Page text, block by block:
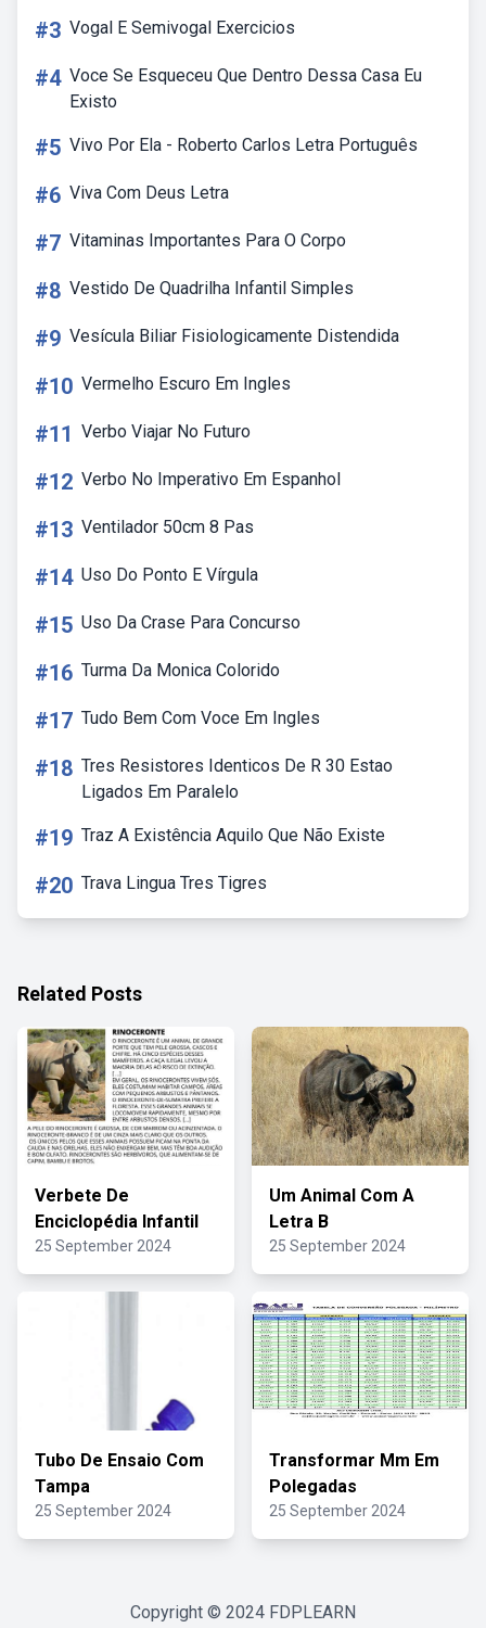
#3 Vogal E Semivogal Exercicios
#4 Voce Se Esqueceu Que Dentro Dessa Casa Eu
Existo
#5 Vivo Por Ela - Roberto Carlos Letra Português
#6 Viva Com Deus Letra
#7 Vitaminas Importantes Para O Corpo
#8 Vestido De Quadrilha Infantil Simples
#9 Vesícula Biliar Fisiologicamente Distendida
#10 Vermelho Escuro Em Ingles
#11 Verbo Viajar No Futuro
#12 Verbo No Imperativo Em Espanhol
#13 Ventilador 50cm 8 Pas
#14 Uso Do Ponto E Vírgula
#15 Uso Da Crase Para Concurso
#16 Turma Da Monica Colorido
#17 Tudo Bem Com Voce Em Ingles
#18 Tres Resistores Identicos De R 30 Estao
Ligados Em Paralelo
#19 Traz A Existência Aquilo Que Não Existe
#20 Trava Lingua Tres Tigres
Related Posts
Verbete De
Enciclopédia Infantil
25 September 2024
Um Animal Com A
Letra B
25 September 2024
Tubo De Ensaio Com
Tampa
25 September 2024
Transformar Mm Em
Polegadas
25 September 2024
Copyright © 2024 FDPLEARN